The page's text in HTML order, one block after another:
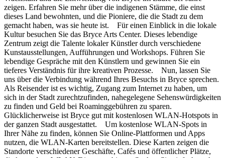
zeigen. Erfahren Sie mehr über die indigenen Stämme, die einst
dieses Land bewohnten, und die Pioniere, die die Stadt zu dem
gemacht haben, was sie heute ist. Für einen Einblick in die lokale
Kultur besuchen Sie das Bryce Arts Center. Dieses lebendige
Zentrum zeigt die Talente lokaler Künstler durch verschiedene
Kunstausstellungen, Aufführungen und Workshops. Führen Sie
lebendige Gespräche mit den Künstlern und gewinnen Sie ein
tieferes Verständnis für ihre kreativen Prozesse. Nun, lassen Sie
uns über die Verbindung während Ihres Besuchs in Bryce sprechen.
Als Reisender ist es wichtig, Zugang zum Internet zu haben, um
sich in der Stadt zurechtzufinden, nahegelegene Sehenswürdigkeiten
zu finden und Geld bei Roaminggebühren zu sparen.
Glücklicherweise ist Bryce gut mit kostenlosen WLAN-Hotspots in
der ganzen Stadt ausgestattet. Um kostenlose WLAN-Spots in
Ihrer Nähe zu finden, können Sie Online-Plattformen und Apps
nutzen, die WLAN-Karten bereitstellen. Diese Karten zeigen die
Standorte verschiedener Geschäfte, Cafés und öffentlicher Plätze,